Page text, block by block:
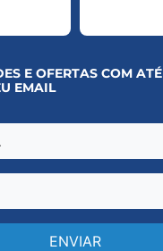
E OFERTAS COM ATÉ
EMAIL
ENVIAR